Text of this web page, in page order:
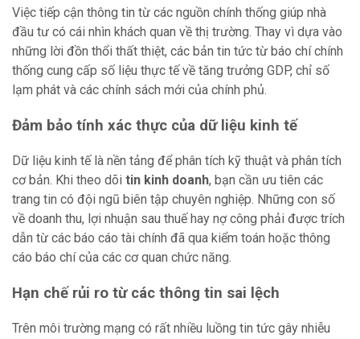
Việc tiếp cận thông tin từ các nguồn chính thống giúp nhà
đầu tư có cái nhìn khách quan về thị trường. Thay vì dựa vào
những lời đồn thổi thất thiệt, các bản tin tức từ báo chí chính
thống cung cấp số liệu thực tế về tăng trưởng GDP, chỉ số
lạm phát và các chính sách mới của chính phủ.
Đảm bảo tính xác thực của dữ liệu kinh tế
Dữ liệu kinh tế là nền tảng để phân tích kỹ thuật và phân tích
cơ bản. Khi theo dõi tin kinh doanh, bạn cần ưu tiên các
trang tin có đội ngũ biên tập chuyên nghiệp. Những con số
về doanh thu, lợi nhuận sau thuế hay nợ công phải được trích
dẫn từ các báo cáo tài chính đã qua kiểm toán hoặc thông
cáo báo chí của các cơ quan chức năng.
Hạn chế rủi ro từ các thông tin sai lệch
Trên môi trường mạng có rất nhiều luồng tin tức gây nhiễu